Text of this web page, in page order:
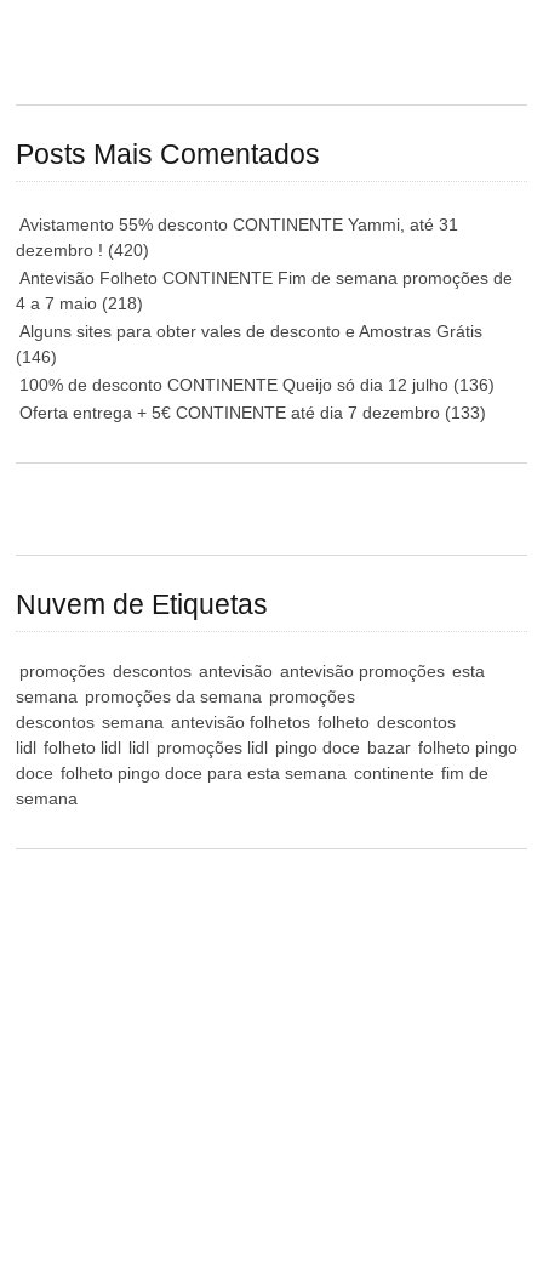
Posts Mais Comentados
Avistamento 55% desconto CONTINENTE Yammi, até 31
dezembro ! (420)
Antevisão Folheto CONTINENTE Fim de semana promoções de
4 a 7 maio (218)
Alguns sites para obter vales de desconto e Amostras Grátis
(146)
100% de desconto CONTINENTE Queijo só dia 12 julho (136)
Oferta entrega + 5€ CONTINENTE até dia 7 dezembro (133)
Nuvem de Etiquetas
promoções descontos antevisão antevisão promoções esta
semana promoções da semana promoções
descontos semana antevisão folhetos folheto descontos
lidl folheto lidl lidl promoções lidl pingo doce bazar folheto pingo
doce folheto pingo doce para esta semana continente fim de
semana